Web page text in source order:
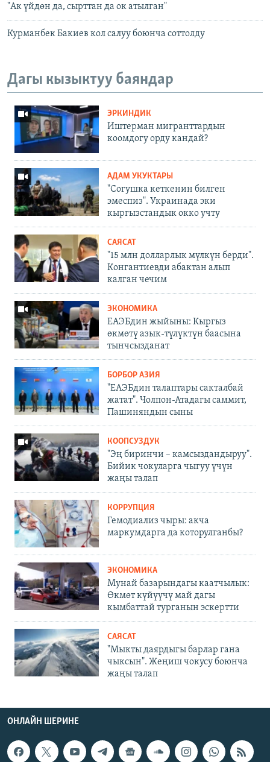
"Ак үйдөн да, сырттан да ок атылган"
Курманбек Бакиев кол салуу боюнча соттолду
Дагы кызыктуу баяндар
ЭРКИНДИК
Иштерман мигранттардын
коомдогу орду кандай?
АДАМ УКУКТАРЫ
"Согушка кеткенин билген
эмеспиз". Украинада эки
кыргызстандык окко учту
САЯСАТ
"15 млн долларлык мүлкүн берди".
Конгантиевди абактан алып
калган чечим
ЭКОНОМИКА
ЕАЭБдин жыйыны: Кыргыз
өкмөтү азык-түлүктүн баасына
тынчсызданат
БОРБОР АЗИЯ
"ЕАЭБдин талаптары сакталбай
жатат". Чолпон-Атадагы саммит,
Пашиняндын сыны
КООПСУЗДУК
"Эң биринчи – камсыздандыруу".
Бийик чокуларга чыгуу үчүн
жаңы талап
КОРРУПЦИЯ
Гемодиализ чыры: акча
маркумдарга да которулганбы?
ЭКОНОМИКА
Мунай базарындагы каатчылык:
Өкмөт күйүүчү май дагы
кымбаттай турганын эскертти
САЯСАТ
"Мыкты даярдыгы барлар гана
чыксын". Жеңиш чокусу боюнча
жаңы талап
ОНЛАЙН ШЕРИНЕ